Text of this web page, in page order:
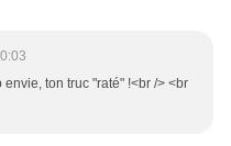
ton truc "raté" !<br /> <br